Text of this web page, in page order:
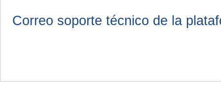
Correo soporte técnico de la